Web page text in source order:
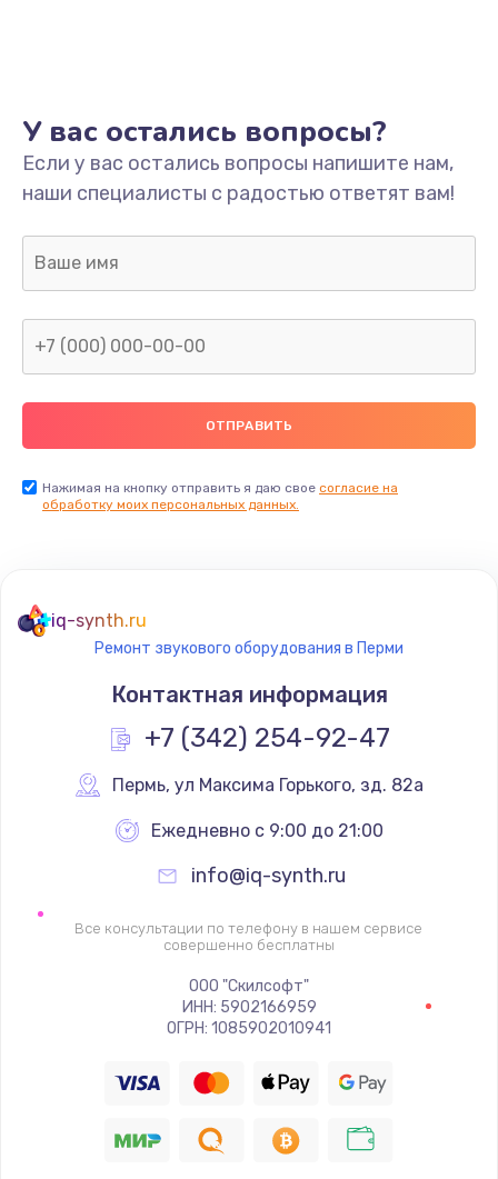
Не включается
1400 руб.
Заказать
Нет звука
800 руб.
Не видит флешку
400 руб.
Заказать
900 руб.
Заказать
900 руб.
Заказать
Не работает
Заказать
880 руб.
Заказать
У вас остались вопросы?
Если у вас остались вопросы напишите нам,
наши специалисты с радостью ответят вам!
Нажимая на кнопку отправить я даю свое согласие на
обработку моих персональных данных.
iq-synth.ru
Ремонт звукового оборудования в Перми
Контактная информация
+7 (342) 254-92-47
Пермь, ул Максима Горького, зд. 82а
Ежедневно с 9:00 до 21:00
info@iq-synth.ru
Все консультации по телефону в нашем сервисе
совершенно бесплатны
ООО "Скилсофт"
ИНН: 5902166959
ОГРН: 1085902010941